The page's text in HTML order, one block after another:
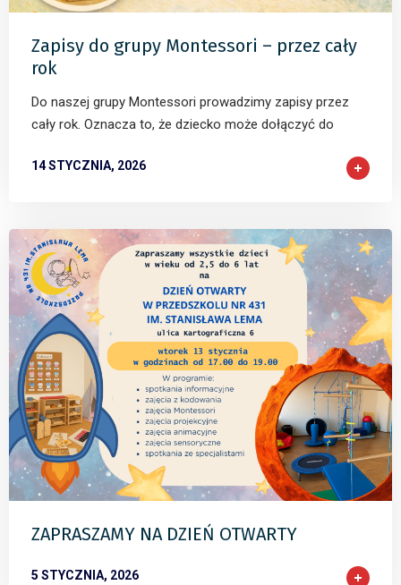
Zapisy do grupy Montessori – przez cały
rok
Do naszej grupy Montessori prowadzimy zapisy przez
cały rok. Oznacza to, że dziecko może dołączyć do
14 STYCZNIA, 2026
ZAPRASZAMY NA DZIEŃ OTWARTY
5 STYCZNIA, 2026